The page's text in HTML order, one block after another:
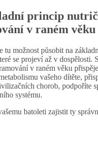
princip
v raném věku
tu možnost působit na
se projeví až v dospělosti.
v raném věku
vašeho dítěte,
chorob, podpoříte
systému.
batoleti zajistit ty